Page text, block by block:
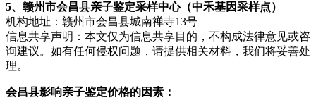
5、赣州市会昌县亲子鉴定采样中心（中禾基因采样点）
机构地址：赣州市会昌县城南禅寺13号
信息共享声明：本文仅为信息共享目的，不构成法律意见或咨
询建议。如有任何侵权问题，请提供相关材料，我们将妥善处
理。
会昌县影响亲子鉴定价格的因素：